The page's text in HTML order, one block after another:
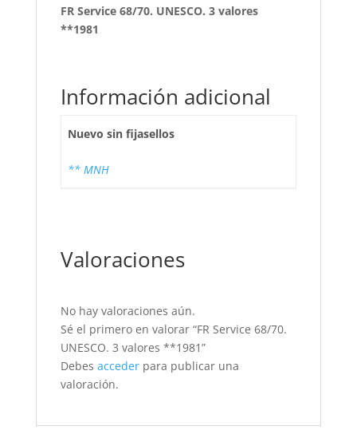
FR Service 68/70. UNESCO. 3 valores
**1981
Información adicional
Nuevo sin fijasellos
** MNH
Valoraciones
No hay valoraciones aún.
Sé el primero en valorar “FR Service 68/70.
UNESCO. 3 valores **1981”
Debes accederpara publicar una
valoración.